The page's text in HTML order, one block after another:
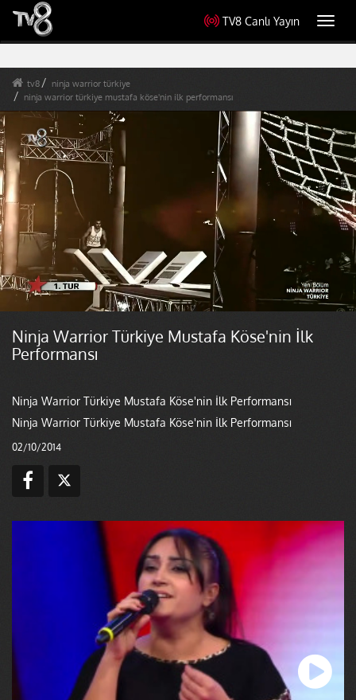
TV8 Canlı Yayın
tv8
ninja warrior türkiye
ninja warrior türkiye mustafa köse'nin ilk performansı
Ninja Warrior Türkiye Mustafa Köse'nin İlk
Performansı
Ninja Warrior Türkiye Mustafa Köse'nin İlk Performansı
Ninja Warrior Türkiye Mustafa Köse'nin İlk Performansı
02/10/2014